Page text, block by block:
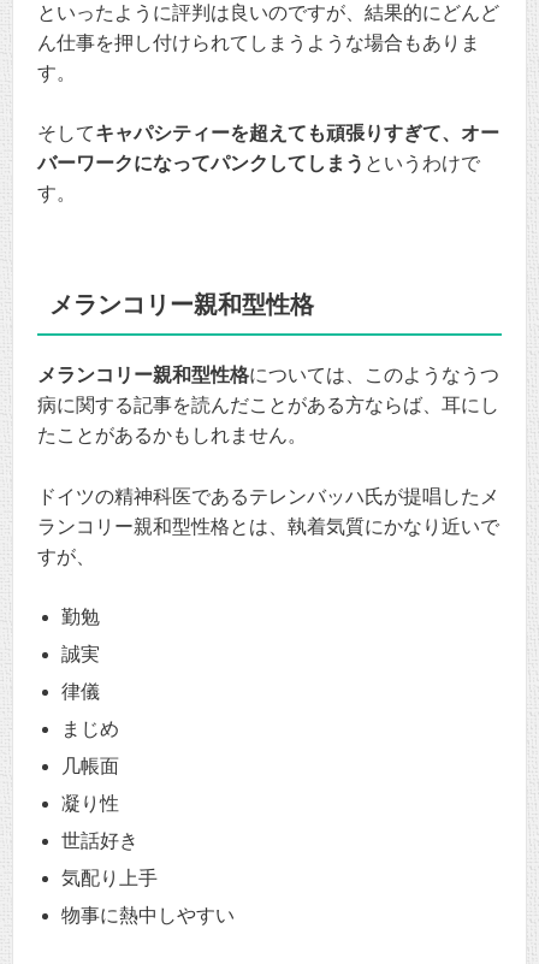
といったように評判は良いのですが、結果的にどんど
ん仕事を押し付けられてしまうような場合もありま
す。
そしてキャパシティーを超えても頑張りすぎて、オー
バーワークになってパンクしてしまう というわけで
す。
メランコリー親和型性格
メランコリー親和型性格については、このようなうつ
病に関する記事を読んだことがある方ならば、耳にし
たことがあるかもしれません。
ドイツの精神科医であるテレンバッハ氏が提唱したメ
ランコリー親和型性格とは、執着気質にかなり近いで
すが、
勤勉
誠実
律儀
まじめ
几帳面
凝り性
世話好き
気配り上手
物事に熱中しやすい